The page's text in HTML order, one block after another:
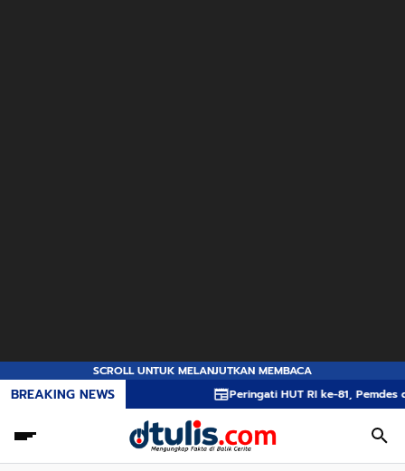
SCROLL UNTUK MELANJUTKAN MEMBACA
BREAKING NEWS Peringati HUT RI ke-81, Pemdes dan Karang